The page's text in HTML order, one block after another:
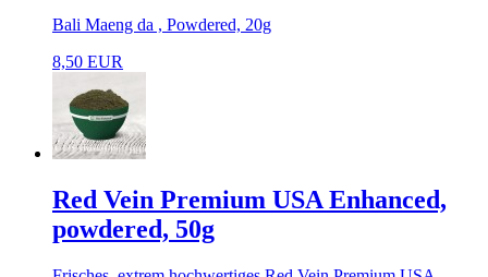
Bali Maeng da , Powdered, 20g
8,50 EUR
Red Vein Premium USA Enhanced,
powdered, 50g